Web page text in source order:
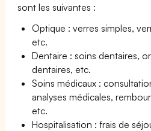
sont les suivantes :
Optique : verres simples,
etc.
Dentaire : soins dentaires,
dentaires, etc.
Soins médicaux :
analyses médicales,
etc.
Hospitalisation : frais de